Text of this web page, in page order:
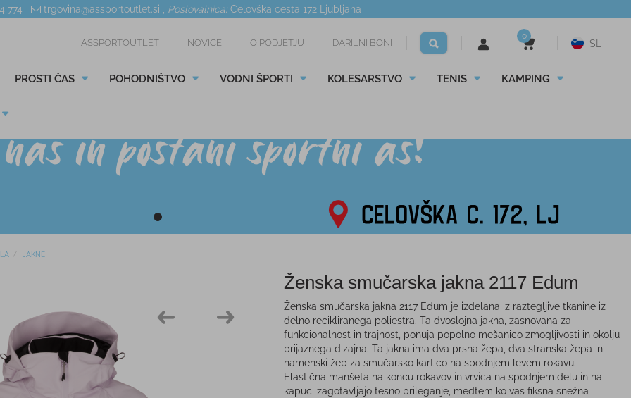
774 trgovina@assportoutlet.si Poslovalnica: Celovška cesta 172Ljubljana
ASSPORTOUTLET NOVICE O PODJETJU DARILNI BONI
0
SL
PROSTI ČAS POHODNIŠTVO VODNI ŠPORTI KOLESARSTVO TENIS KAMPING
JAKNE
Ženska smučarska jakna 2117 Edum
Ženska smučarska jakna 2117 Edum je izdelana iz raztegljive tkanine iz
delno recikliranega poliestra. Ta dvoslojna jakna, zasnovana za
funkcionalnost in trajnost, ponuja popolno mešanico zmogljivosti in okolju
prijaznega dizajna. Ta jakna ima dva prsna žepa, dva stranska žepa in
namenski žep za smučarsko kartico na spodnjem levem rokavu.
Elastična manšeta na koncu rokavov in vrvica na spodnjem delu in na
kapuci zagotavljajo tesno prileganje, medtem ko vas fiksna snežna